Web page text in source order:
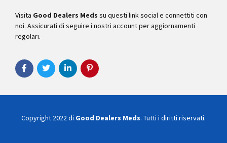
Visita Good Dealers Meds su questi link social e connettiti con
noi. Assicurati di seguire i nostri account per aggiornamenti
regolari.
Copyright 2022 di Good Dealers Meds. Tutti i diritti riservati.